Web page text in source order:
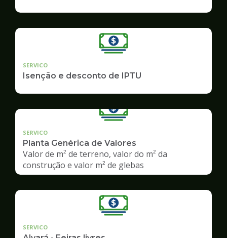
SERVICO
Isenção e desconto de IPTU
SERVICO
Planta Genérica de Valores
Valor de m² de terreno, valor do m² da
construção e valor m² de glebas
SERVICO